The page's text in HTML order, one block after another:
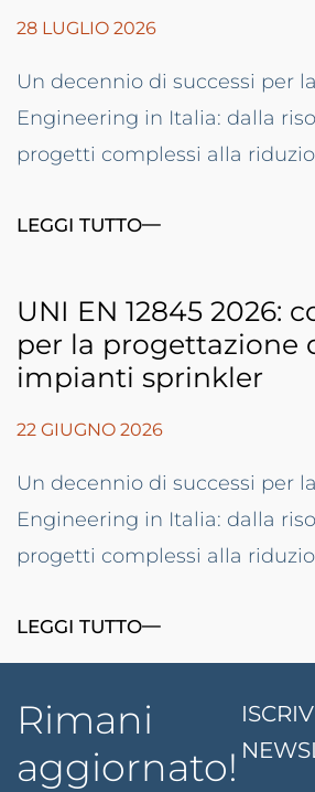
28 LUGLIO 2026
Un decennio di successi per
Engineering in Italia: dalla
progetti complessi alla
LEGGI TUTTO
UNI EN 12845 2026:
per la progettazione
impianti sprinkler
22 GIUGNO 2026
Un decennio di successi per
Engineering in Italia: dalla
progetti complessi alla
LEGGI TUTTO
Rimani
aggiornato!